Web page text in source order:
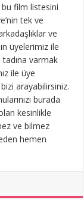
bu film listesini
tek ve
ve
üyelerimiz ile
varmak
ile üye
arayabilirsiniz.
burada
kesinlikle
ve bilmez
hemen